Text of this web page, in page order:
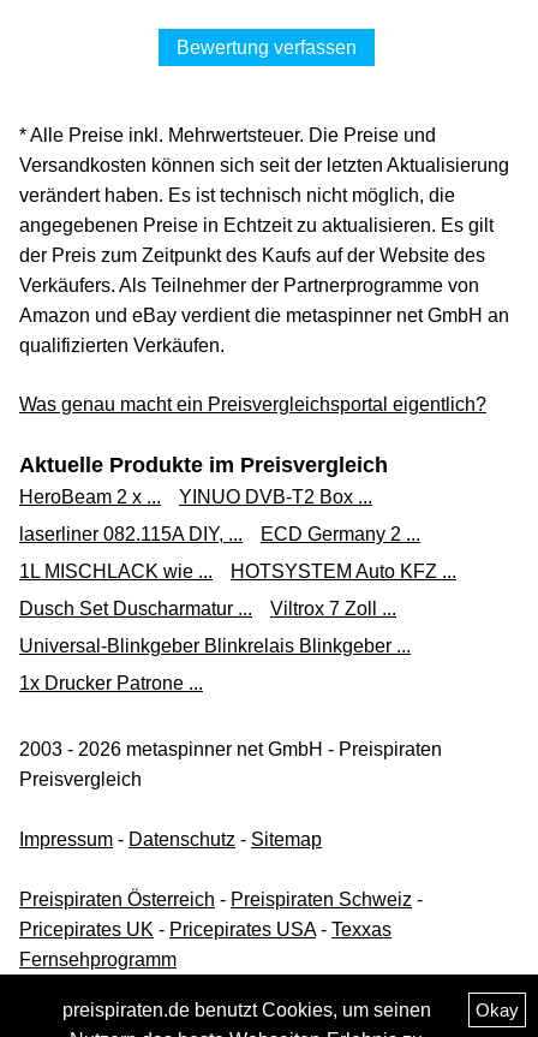
Bewertung verfassen
* Alle Preise inkl. Mehrwertsteuer. Die Preise und
Versandkosten können sich seit der letzten Aktualisierung
verändert haben. Es ist technisch nicht möglich, die
angegebenen Preise in Echtzeit zu aktualisieren. Es gilt
der Preis zum Zeitpunkt des Kaufs auf der Website des
Verkäufers. Als Teilnehmer der Partnerprogramme von
Amazon und eBay verdient die metaspinner net GmbH an
qualifizierten Verkäufen.
Was genau macht ein Preisvergleichsportal eigentlich?
Aktuelle Produkte im Preisvergleich
HeroBeam 2 x ...
YINUO DVB-T2 Box ...
laserliner 082.115A DIY, ...
ECD Germany 2 ...
1L MISCHLACK wie ...
HOTSYSTEM Auto KFZ ...
Dusch Set Duscharmatur ...
Viltrox 7 Zoll ...
Universal-Blinkgeber Blinkrelais Blinkgeber ...
1x Drucker Patrone ...
2003 - 2026 metaspinner net GmbH - Preispiraten
Preisvergleich
Impressum - Datenschutz - Sitemap
Preispiraten Österreich - Preispiraten Schweiz -
Pricepirates UK - Pricepirates USA- Texxas
Fernsehprogramm
Okay
preispiraten.de benutzt Cookies, um seinen